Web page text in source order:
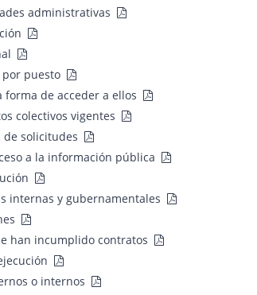
administrativas
puesto
forma de acceder a ellos
colectivos vigentes
de solicitudes
a la información pública
internas y gubernamentales
han incumplido contratos
o internos